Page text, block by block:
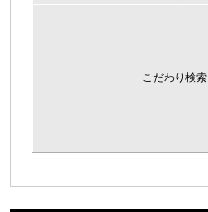
こだわり検索